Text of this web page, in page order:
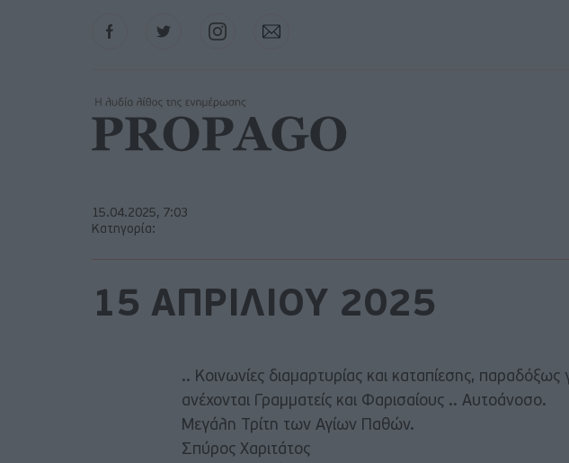
FacebookTwitter InstagramContact
15.04.2025, 7:03
Κατηγορία:
15 ΑΠΡΙΛΙΟΥ 2025
.. Κοινωνίες διαμαρτυρίας και καταπίεσης,
ανέχονται Γραμματείς και Φαρισαίους .. Αυτοάνοσο.
Μεγάλη Τρίτη των Αγίων Παθών.
Σπύρος Χαριτάτος